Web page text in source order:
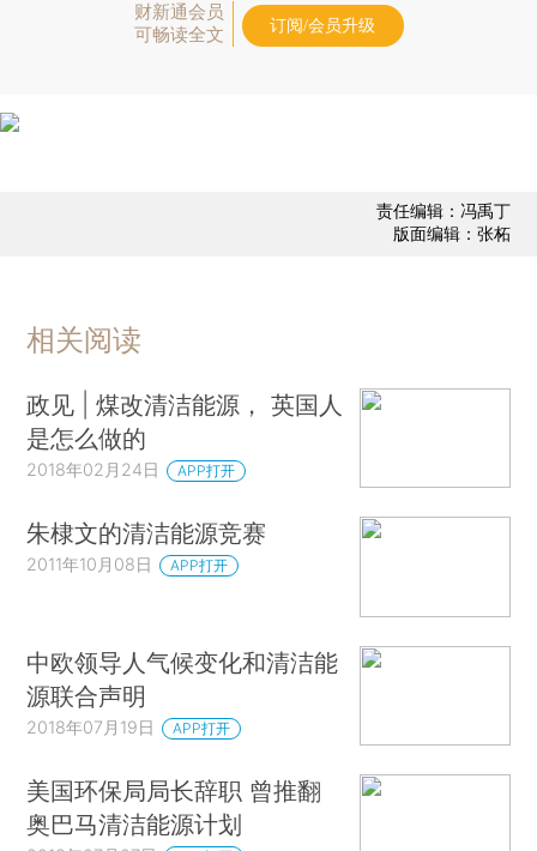
财新通会员
可畅读全文
订阅/会员升级
责任编辑：冯禹丁
版面编辑：张柘
相关阅读
政见 | 煤改清洁能源， 英国人
是怎么做的
2018年02月24日 APP打开
朱棣文的清洁能源竞赛
2011年10月08日 APP打开
中欧领导人气候变化和清洁能
源联合声明
2018年07月19日 APP打开
美国环保局局长辞职 曾推翻
奥巴马清洁能源计划